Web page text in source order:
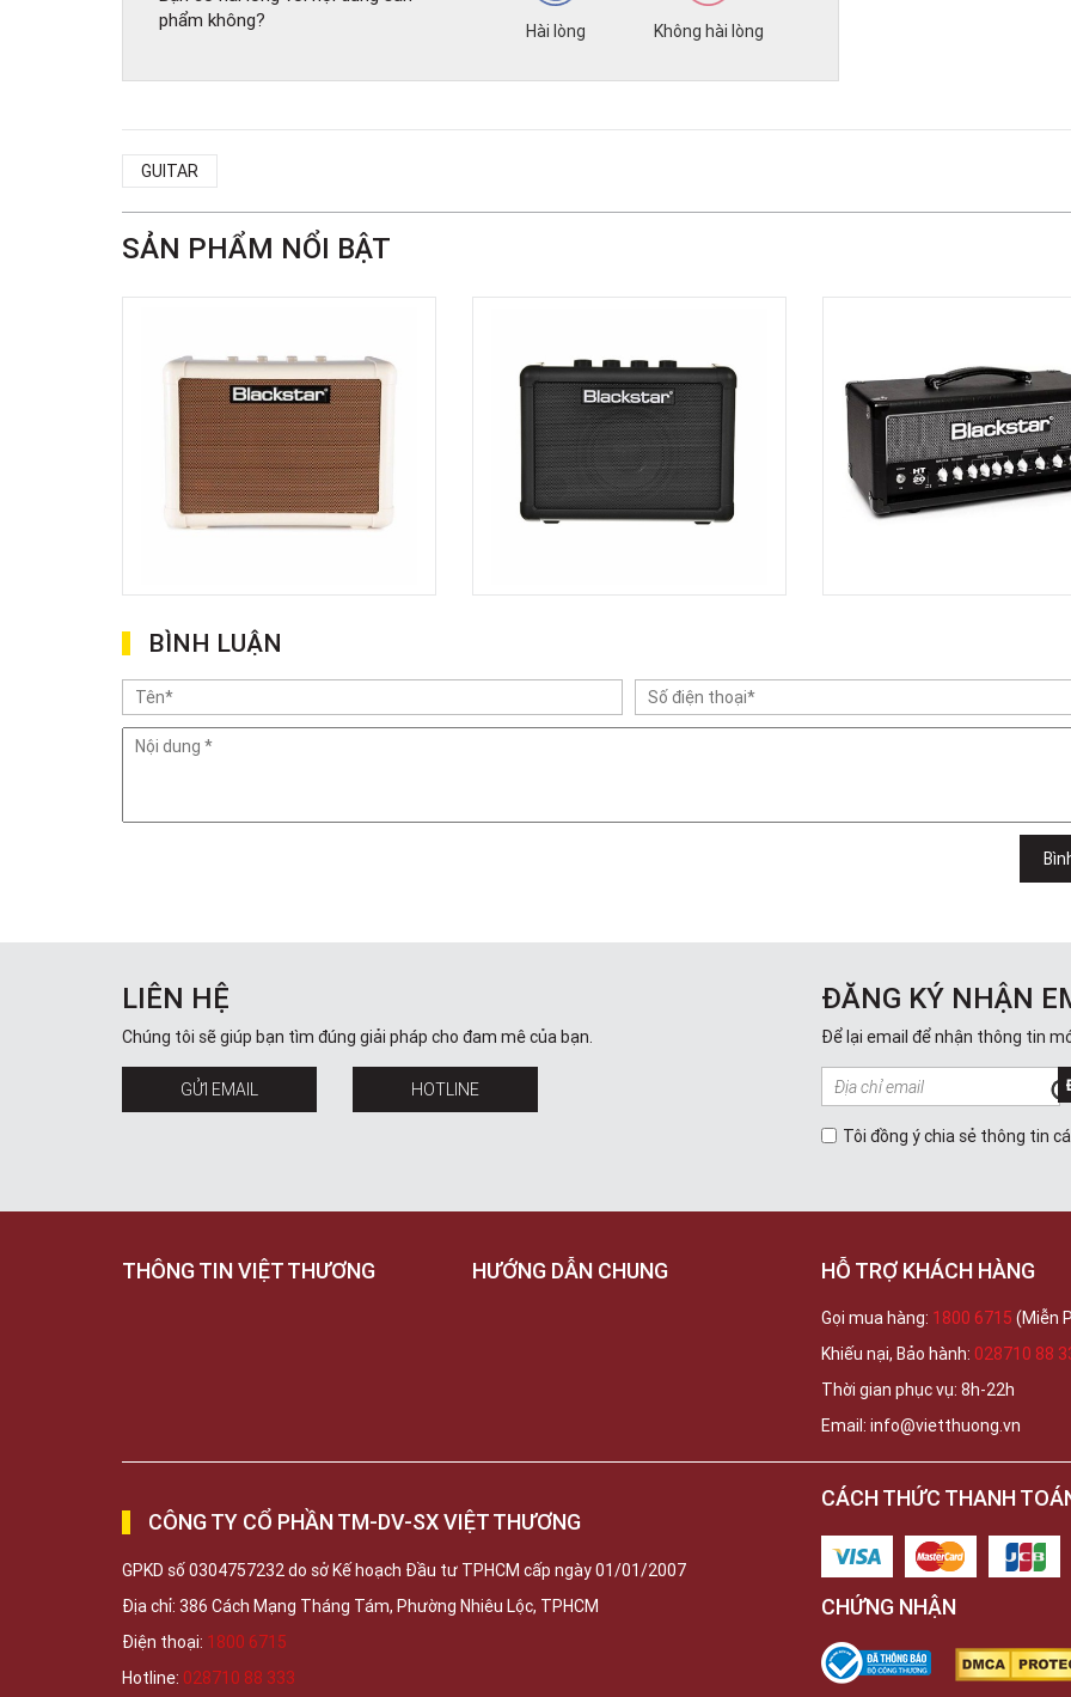
phẩm không?
Hài lòng Không hài lòng
GUITAR
SẢN PHẨM NỔI BẬT
BÌNH LUẬN
LIÊN HỆ
Chúng tôi sẽ giúp bạn tìm đúng giải pháp cho đam mê của bạn.
GỬI EMAIL HOTLINE
ĐĂNG KÝ NHẬN
Để lại email để nhận thông tin
Tôi đồng ý chia sẻ thông tin
THÔNG TIN VIỆT THƯƠNG HƯỚNG DẪN CHUNG HỖ TRỢ KHÁCH HÀNG
Gọi mua hàng: 1800 6715 (Miễn
Khiếu nại, Bảo hành: 028710 88
Thời gian phục vụ: 8h-22h
Email: info@vietthuong.vn
CÔNG TY CỔ PHẦN TM-DV-SX VIỆT THƯƠNG
GPKD số 0304757232 do sở Kế hoạch Đầu tư TPHCM cấp ngày 01/01/2007
Địa chỉ: 386 Cách Mạng Tháng Tám, Phường Nhiêu Lộc, TPHCM
Điện thoại: 1800 6715
Hotline: 028710 88 333
CÁCH THỨC THANH
CHỨNG NHẬN